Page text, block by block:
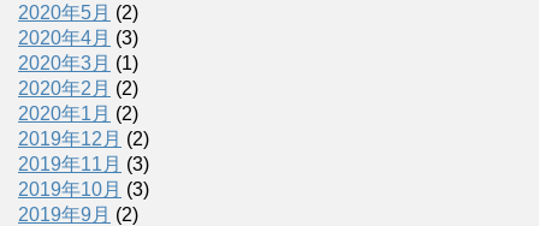
2020年5月 (2)
2020年4月 (3)
2020年3月 (1)
2020年2月 (2)
2020年1月 (2)
2019年12月 (2)
2019年11月 (3)
2019年10月 (3)
2019年9月 (2)